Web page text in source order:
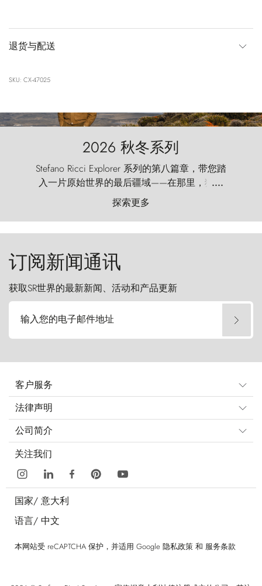
退货与配送
SKU: CX-47025
2026 秋冬系列
Stefano Ricci Explorer 系列的第八篇章，带您踏
入一片原始世界的最后疆域——在那里，狂风
以远古的怒号雕琢着自然，而百内塔（Torres
del Paine）则宛如石砌的哨兵，傲然向苍穹发
起挑战。
....
探索更多
订阅新闻通讯
获取SR世界的最新新闻、活动和产品更新
输入您的电子邮件地址
客户服务
法律声明
公司简介
关注我们
国家/ 意大利
语言/ 中文
本网站受 reCAPTCHA 保护，并适用 Google 隐私政策 和 服务条款